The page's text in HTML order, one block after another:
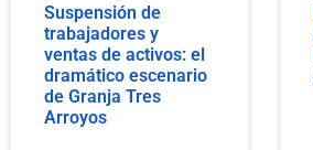
Suspensión de
trabajadores y
ventas de activos: el
dramático escenario
de Granja Tres
Arroyos